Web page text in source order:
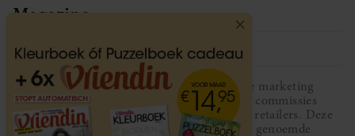
Magazine
Service
Vriendin participeert in diverse affiliate marketing
programma’s, dat houdt in dat Vriendin commissies
ontvangt voor aankopen middels links van retailers. Deze
website wordt niet gesponsord door de genoemde